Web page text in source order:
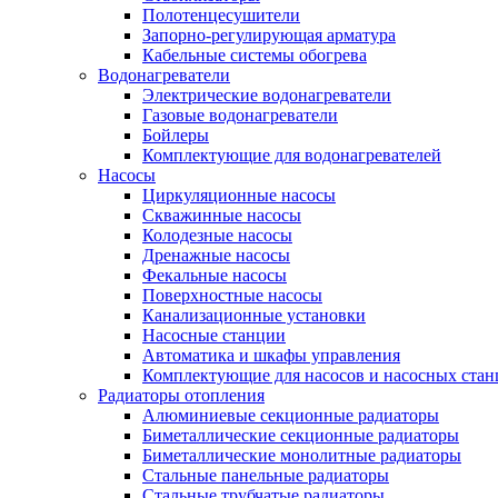
Полотенцесушители
Запорно-регулирующая арматура
Кабельные системы обогрева
Водонагреватели
Электрические водонагреватели
Газовые водонагреватели
Бойлеры
Комплектующие для водонагревателей
Насосы
Циркуляционные насосы
Скважинные насосы
Колодезные насосы
Дренажные насосы
Фекальные насосы
Поверхностные насосы
Канализационные установки
Насосные станции
Автоматика и шкафы управления
Комплектующие для насосов и насосных
Радиаторы отопления
Алюминиевые секционные радиаторы
Биметаллические секционные радиаторы
Биметаллические монолитные радиаторы
Стальные панельные радиаторы